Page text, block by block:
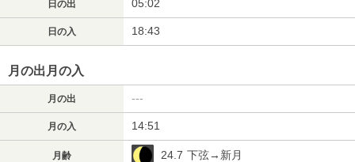
日の出 05:02
日の入 18:43
月の出月の入
月の出 ---
月の入 14:51
月齢 24.7 下弦→新月